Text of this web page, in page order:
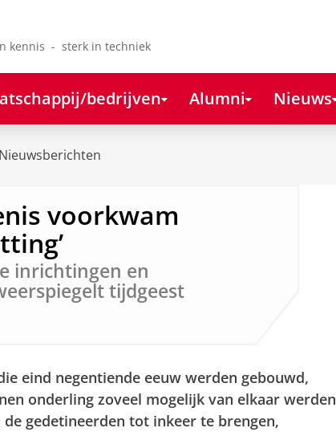
kennis - sterk in techniek
bedrijven Alumni Nieuws
Nieuwsberichten
voorkwam
inrichtingen en
tijdgeest
eind negentiende eeuw werden gebouwd,
onderling zoveel mogelijk van elkaar werden
gedetineerden tot inkeer te brengen,